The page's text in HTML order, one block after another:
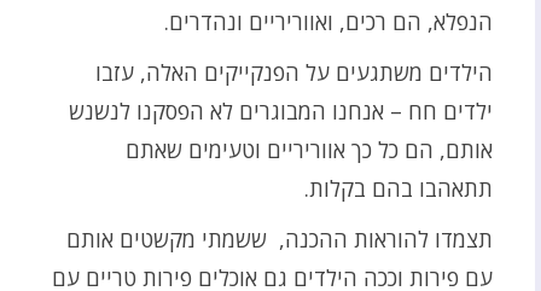
הנפלא, הם רכים, ואווריריים ונהדרים.
הילדים משתגעים על הפנקייקים האלה, עזבו
ילדים חח – אנחנו המבוגרים לא הפסקנו לנשנש
אותם, הם כל כך אווריריים וטעימים שאתם
תתאהבו בהם בקלות.
תצמדו להוראות ההכנה, ששמתי מקשטים אותם
עם פירות וככה הילדים גם אוכלים פירות טריים עם